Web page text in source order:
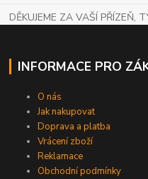
DĚKUJEME ZA VAŠÍ PŘÍZEŇ,
INFORMACE PRO
O nás
Jak nakupovat
Doprava a platba
Vrácení zboží
Reklamace
Obchodní podmínky